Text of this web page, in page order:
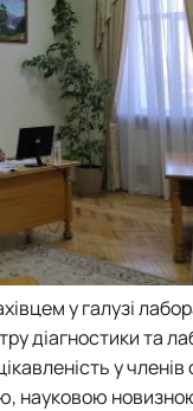
у галузі
діагностики та
у
науковою